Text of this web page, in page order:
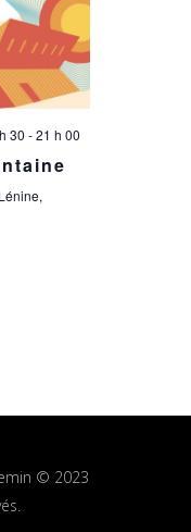
30 -21 h 00
© 2023